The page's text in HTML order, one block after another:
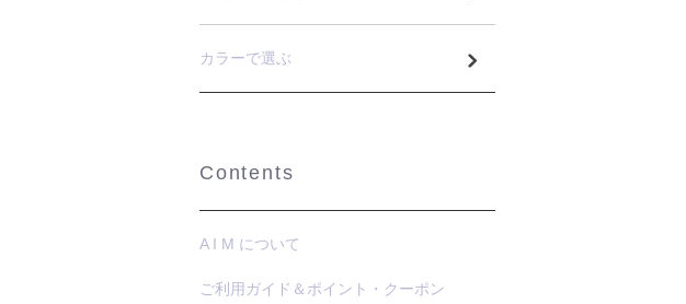
カラーで選ぶ
Contents
A I M について
ご利用ガイド＆ポイント・クーポン